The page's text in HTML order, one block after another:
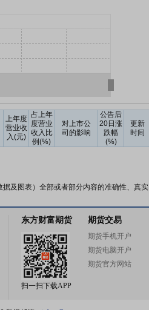
上年度
营业收
入(元)
占上年
度营业
收入比
例(%)
对上市公
司的影响
公告后
20日涨
跌幅
(%)
更新
时间
及图表）全部或者部分内容的准确性、真实
东方财富期货
扫一扫下载APP
期货交易
期货手机开户
期货电脑开户
期货官方网站